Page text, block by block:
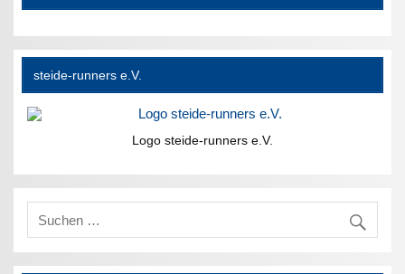
steide-runners e.V.
Logo steide-runners e.V.